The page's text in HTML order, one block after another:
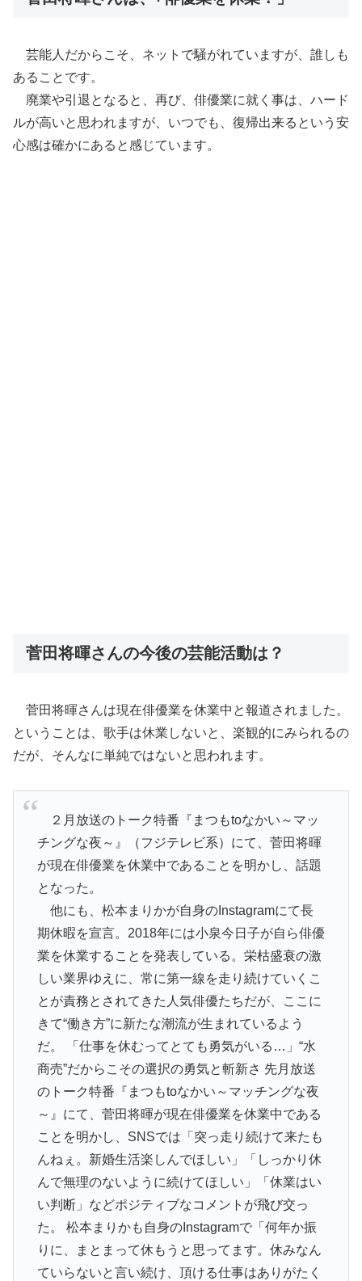
芸能人だからこそ、ネットで騒がれていますが、 誰しも
あることです。
廃業や引退となると、再び、俳優業に就く事は、 ハード
ルが高いと思われますが、いつでも、 復帰出来るという安
心感は確かにあると感じています。
菅田将暉さんの今後の芸能活動は？
菅田将暉さんは現在俳優業を休業中と報道されました。
ということは、歌手は休業しないと、楽観的にみられるの
だが、 そんなに単純ではないと思われます。
２月放送のトーク特番『まつもtoなかい～マッ
チングな夜～』（フジテレビ系）にて、菅田将暉
が現在俳優業を休業中であることを明かし、話題
となった。
他にも、松本まりかが自身のInstagramにて長
期休暇を宣言。2018年には小泉今日子が自ら俳優
業を休業することを発表 している。栄枯盛衰の激
しい業界ゆえに、常に第一線を走り続けていくこ
とが責務とされてきた人気俳優たちだが、ここに
きて“働き方”に新たな潮流が生まれているよう
だ。 「仕事を休むってとても勇気がいる…」“水
商売”だからこその選択の勇気と斬新さ 先月放送
のトーク特番『まつもtoなかい～マッチングな夜
～』にて、菅田将暉が現在俳優業を休業中である
ことを明かし、SNSでは「突っ走り続けて来たも
んねぇ。新婚生活楽しんでほしい」「し っかり休
んで無理のないように続けてほしい」「休業はい
い判断」 などポジティブなコメントが飛び交っ
た。 松本まりかも自身のInstagramで「何年か振
りに、まとま って休もうと思ってます。休みなん
ていらないと言い続け、頂ける仕事はありがたく